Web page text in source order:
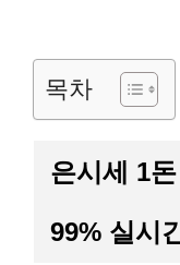
목차
은시세 1
99% 실시